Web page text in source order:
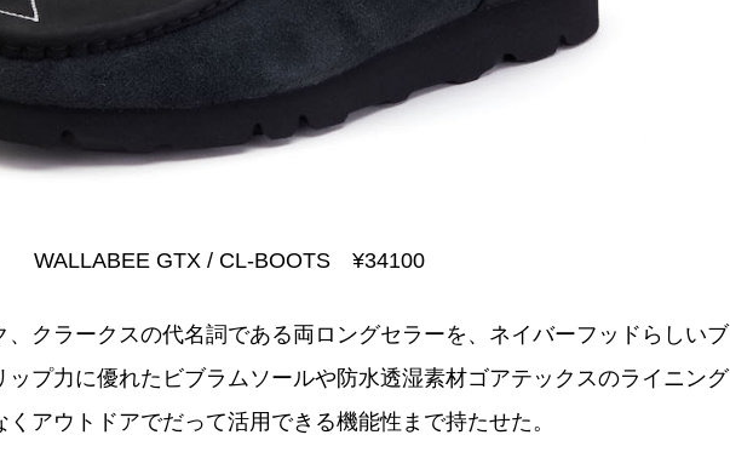
WALLABEE GTX / CL-BOOTS ¥34100
、クラークスの代名詞である両ロングセラーを、ネイバーフッドらしいブ
ップ力に優れたビブラムソールや防水透湿素材ゴアテックスのライニング
アウトドアでだって活用できる機能性まで持たせた。